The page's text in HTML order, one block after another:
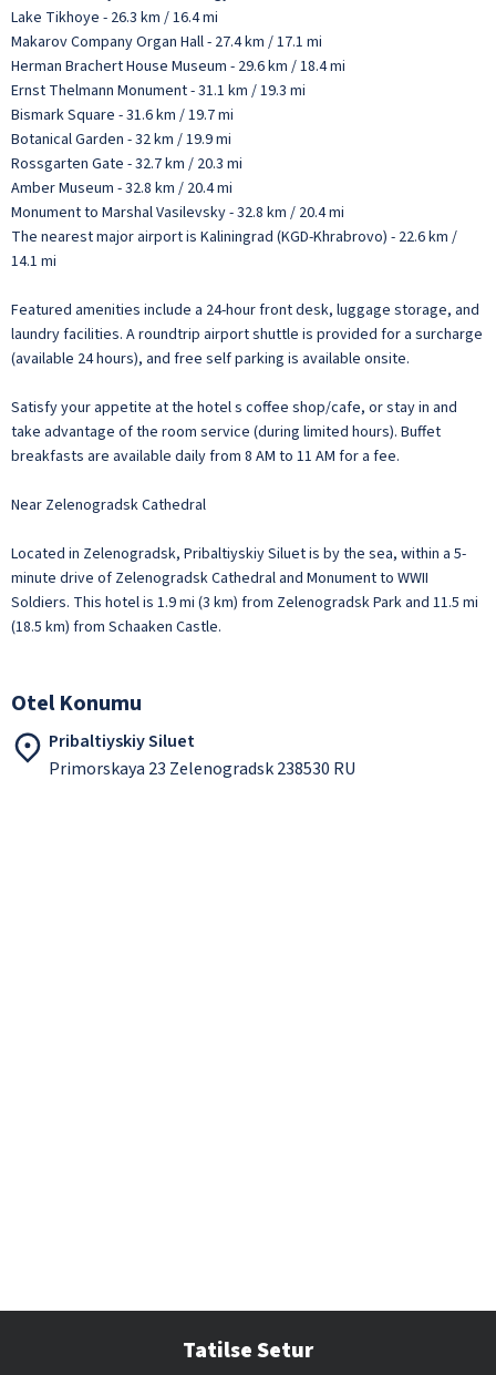
Lake Tikhoye - 26.3 km / 16.4 mi
Makarov Company Organ Hall - 27.4 km / 17.1 mi
Herman Brachert House Museum - 29.6 km / 18.4 mi
Ernst Thelmann Monument - 31.1 km / 19.3 mi
Bismark Square - 31.6 km / 19.7 mi
Botanical Garden - 32 km / 19.9 mi
Rossgarten Gate - 32.7 km / 20.3 mi
Amber Museum - 32.8 km / 20.4 mi
Monument to Marshal Vasilevsky - 32.8 km / 20.4 mi
The nearest major airport is Kaliningrad (KGD-Khrabrovo) - 22.6 km /
14.1 mi
Featured amenities include a 24-hour front desk, luggage storage, and
laundry facilities. A roundtrip airport shuttle is provided for a surcharge
(available 24 hours), and free self parking is available onsite.
Satisfy your appetite at the hotel s coffee shop/cafe, or stay in and
take advantage of the room service (during limited hours). Buffet
breakfasts are available daily from 8 AM to 11 AM for a fee.
Near Zelenogradsk Cathedral
Located in Zelenogradsk, Pribaltiyskiy Siluet is by the sea, within a 5-
minute drive of Zelenogradsk Cathedral and Monument to WWII
Soldiers. This hotel is 1.9 mi (3 km) from Zelenogradsk Park and 11.5 mi
(18.5 km) from Schaaken Castle.
Otel Konumu
Pribaltiyskiy Siluet
Primorskaya 23 Zelenogradsk 238530 RU
Tatilse Setur